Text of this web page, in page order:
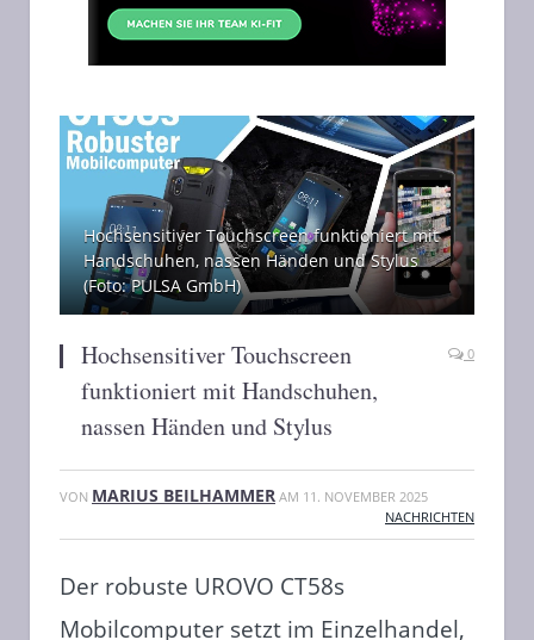
Hochsensitiver Touchscreen funktioniert mit
Handschuhen, nassen Händen und Stylus
(Foto: PULSA GmbH)
Hochsensitiver Touchscreen
funktioniert mit Handschuhen,
nassen Händen und Stylus
0
VON MARIUS BEILHAMMER AM 11. NOVEMBER 2025
NACHRICHTEN
Der robuste UROVO CT58s
Mobilcomputer setzt im Einzelhandel,